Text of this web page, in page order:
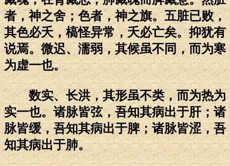
者，神之舍；色者，神之旗。五脏已败，
其色必夭，槁怪异常，夭必亡矣。抑犹有
说焉。微迟、濡弱，其候虽不同，而为寒
为虚一也。
数实、长洪，其形虽不类，而为热为
实一也。诸脉皆弦，吾知其病出于肝；诸
脉皆缓，吾知其病出于脾；诸脉皆涩，吾
知其病出于肺。